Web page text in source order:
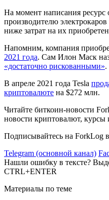
На момент написания
производителю
ниже затрат на их
Напомним, компания
2021 года. Сам Илон Маск
«достаточно рискованными».
В апреле 2021 года Tesla
криптовалюте на $272 млн.
Читайте биткоин-новости
новости криптовалют, курсы
Подписывайтесь на ForkLog
Telegram (основной канал)
Нашли ошибку в тексте?
CTRL+ENTER
Материалы по теме